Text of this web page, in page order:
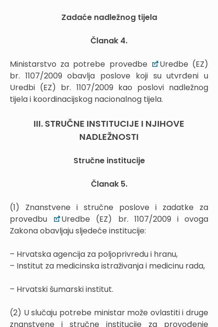
Zadaće nadležnog tijela
Članak 4.
Ministarstvo za potrebe provedbe
Uredbe (EZ)
br. 1107/2009 obavlja poslove koji su utvrđeni u
Uredbi (EZ) br. 1107/2009 kao poslovi nadležnog
tijela i koordinacijskog nacionalnog tijela.
III. STRUČNE INSTITUCIJE I NJIHOVE
NADLEŽNOSTI
Stručne institucije
Članak 5.
(1) Znanstvene i stručne poslove i zadatke za
provedbu
Uredbe (EZ) br. 1107/2009 i ovoga
Zakona obavljaju sljedeće institucije:
– Hrvatska agencija za poljoprivredu i hranu,
– Institut za medicinska istraživanja i medicinu rada,
– Hrvatski šumarski institut.
(2) U slučaju potrebe ministar može ovlastiti i druge
znanstvene i stručne institucije za provođenje